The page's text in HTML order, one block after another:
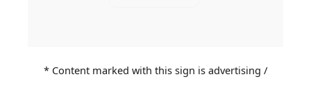
* Content marked with this sign is advertising /